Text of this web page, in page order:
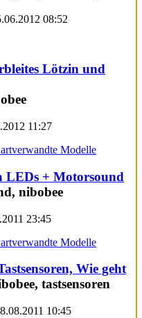
08:52
Lötzin und
11:27
Modelle
LEDs + Motorsound
23:45
Modelle
Wie geht
10:45